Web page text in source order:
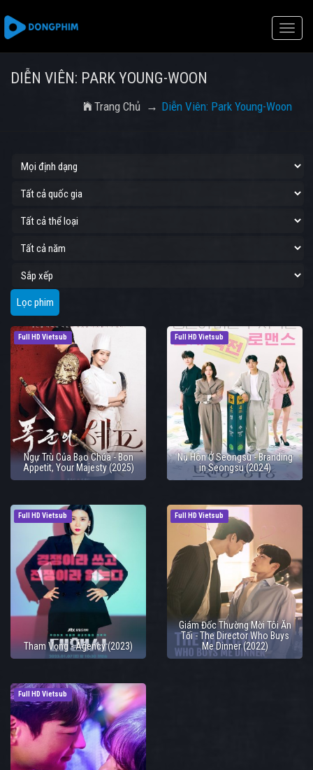
Toggle
DIỄN VIÊN: PARK YOUNG-WOON
Trang Chủ Diễn Viên: Park Young-Woon
Lọc phim
Full HD Vietsub
Ngự Trù Của Bạo Chúa - Bon
Appetit, Your Majesty (2025)
Full HD Vietsub
Nụ Hôn Ở Seongsu - Branding
in Seongsu (2024)
Full HD Vietsub
Tham Vọng - Agency (2023)
Full HD Vietsub
Giám Đốc Thường Mời Tôi Ăn
Tối - The Director Who Buys
Me Dinner (2022)
Full HD Vietsub